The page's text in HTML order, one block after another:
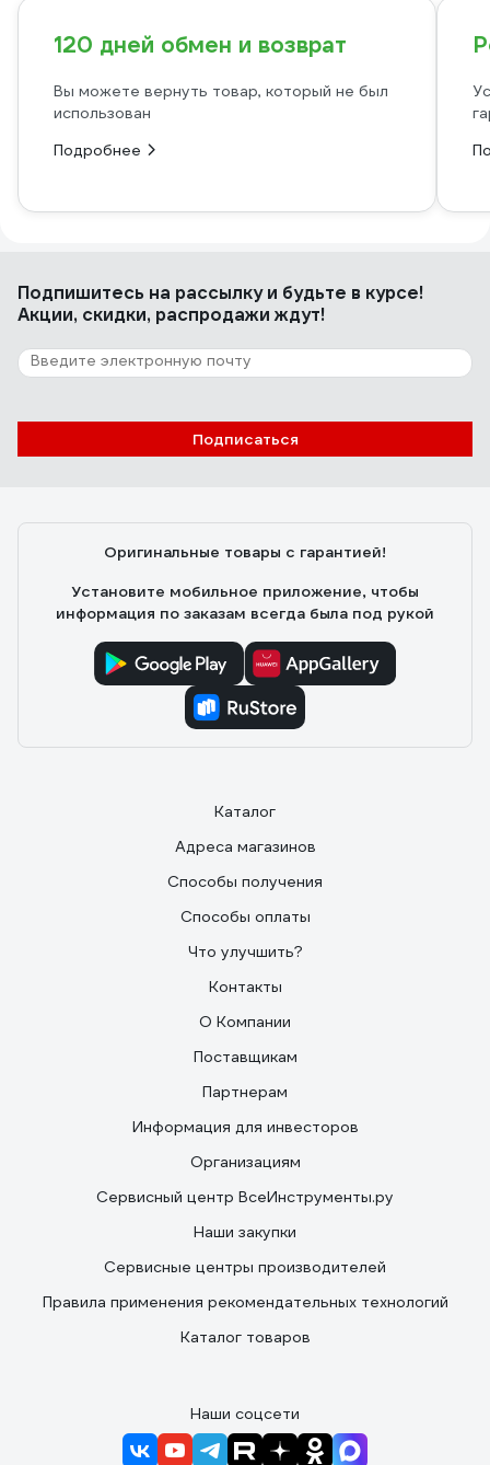
120 дней обмен и возврат
Вы можете вернуть товар, который не был
использован
Подробнее
Подпишитесь на рассылкуи будьте в курсе!
Акции, скидки, распродажи ждут!
Подписаться
Оригинальные товары с гарантией!
Установите мобильное приложение, чтобы
информация по заказам всегда была под рукой
Каталог
Адреса магазинов
Способы получения
Способы оплаты
Что улучшить?
Контакты
О Компании
Поставщикам
Партнерам
Информация для инвесторов
Организациям
Сервисный центр ВсеИнструменты.ру
Наши закупки
Сервисные центры производителей
Правила применения рекомендательных технологий
Каталог товаров
Наши соцсети